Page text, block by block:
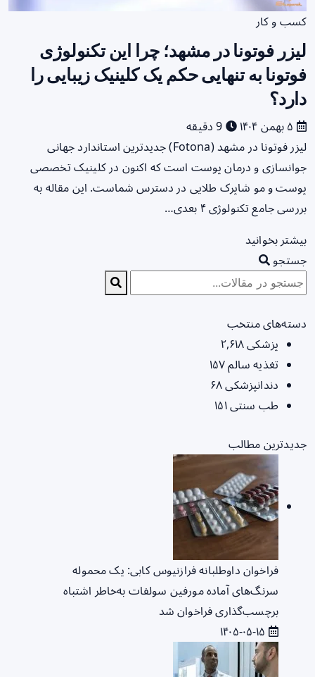
کسب و کار
لیزر فوتونا در مشهد؛ چرا این تکنولوژی
فوتونا به تنهایی حکم یک کلینیک زیبایی را
دارد؟
لیزر فوتونا در مشهد (Fotona) جدیدترین استاندارد جهانی
جوانسازی و درمان پوست است که اکنون در کلینیک تخصصی
پوست و مو شاپرک طلایی در دسترس شماست. این مقاله به
بررسی جامع تکنولوژی ۴ بعدی…
بیشتر بخوانید
جستجو
دسته‌های منتخب
پزشکی۲,۶۱۸
تغذیه سالم۱۵۷
دندانپزشکی۶۸
طب سنتی۱۵۱
جدیدترین مطالب
فراخوان داوطلبانه فرازنیوس کابی: یک محموله
سرنگ‌های آماده مورفین سولفات به‌خاطر اشتباه
برچسب‌گذاری فراخوان شد